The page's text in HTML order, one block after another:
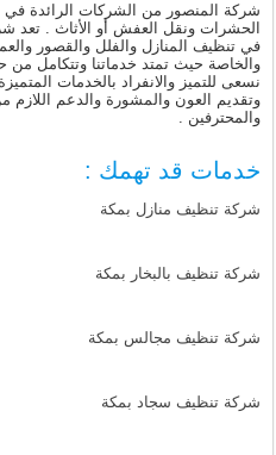
شركة المنصور من الشركات الرائدة في
الحشرات ونقل العفش أو الأثاث . تعد
في تنظيف المنازل والفلل والقصور
والخاصة حيث تمتد خدماتنا وتتكامل من
نسعى للتميز والانفراد بالخدمات
وتقديم العون والمشورة والدعم
والمحترفين .
خدمات قد تهمك :
شركة تنظيف منازل بمكة
شركة تنظيف بالبخار بمكة
شركة تنظيف مجالس بمكة
شركة تنظيف سجاد بمكة